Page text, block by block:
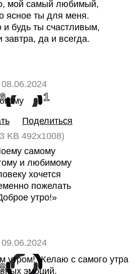
мой самый любимый,
ясное ты для меня.
и будь ты счастливым,
завтра, да и всегда.
08.06.2024
1
Поделиться
KB 492x1008)
самому
и любимому
хочется
пожелать
утро!»
09.06.2024
0